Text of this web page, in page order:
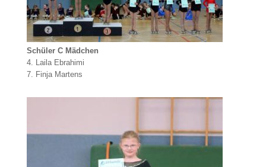
Schüler C Mädchen
4. Laila Ebrahimi
7. Finja Martens